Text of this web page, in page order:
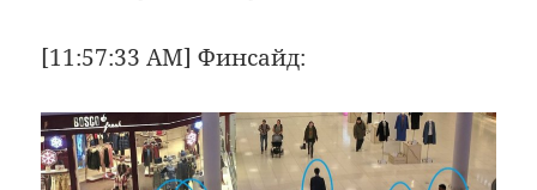
[11:57:33 AM] Финсайд: